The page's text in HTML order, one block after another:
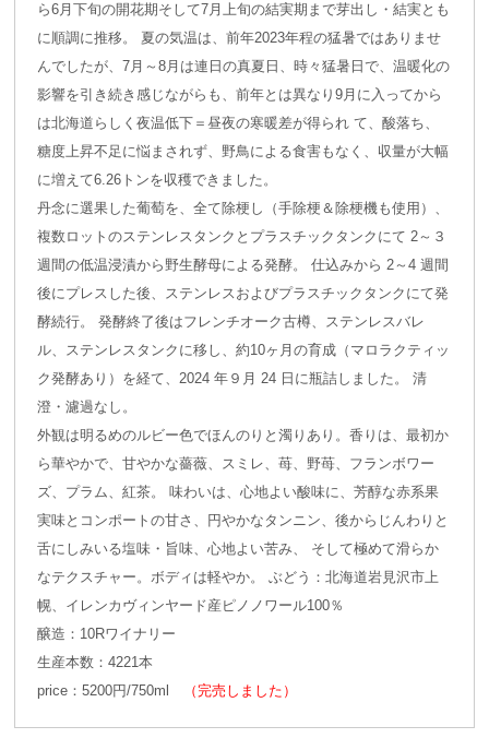
ら6月下旬の開花期そして7月上旬の結実期まで芽出し・結実とも
に順調に推移。 夏の気温は、前年2023年程の猛暑ではありませ
んでしたが、7月～8月は連日の真夏日、時々猛暑日で、温暖化の
影響を引き続き感じながらも、前年とは異なり9月に入ってから
は北海道らしく夜温低下＝昼夜の寒暖差が得られ て、酸落ち、
糖度上昇不足に悩まされず、野鳥による食害もなく、収量が大幅
に増えて6.26トンを収穫できました。
丹念に選果した葡萄を、全て除梗し（手除梗＆除梗機も使用）、
複数ロットのステンレスタンクとプラスチックタンクにて 2～３
週間の低温浸漬から野生酵母による発酵。 仕込みから 2～4 週間
後にプレスした後、ステンレスおよびプラスチックタンクにて発
酵続行。 発酵終了後はフレンチオーク古樽、ステンレスバレ
ル、ステンレスタンクに移し、約10ヶ月の育成（マロラクティッ
ク発酵あり）を経て、2024 年９月 24 日に瓶詰しました。 清
澄・濾過なし。
外観は明るめのルビー色でほんのりと濁りあり。香りは、最初か
ら華やかで、甘やかな薔薇、スミレ、苺、野苺、フランボワー
ズ、プラム、紅茶。 味わいは、心地よい酸味に、芳醇な赤系果
実味とコンポートの甘さ、円やかなタンニン、後からじんわりと
舌にしみいる塩味・旨味、心地よい苦み、 そして極めて滑らか
なテクスチャー。ボディは軽やか。 ぶどう：北海道岩見沢市上
幌、イレンカヴィンヤード産ピノノワール100％
醸造：10Rワイナリー
生産本数：4221本
price：5200円/750ml
（完売しました）